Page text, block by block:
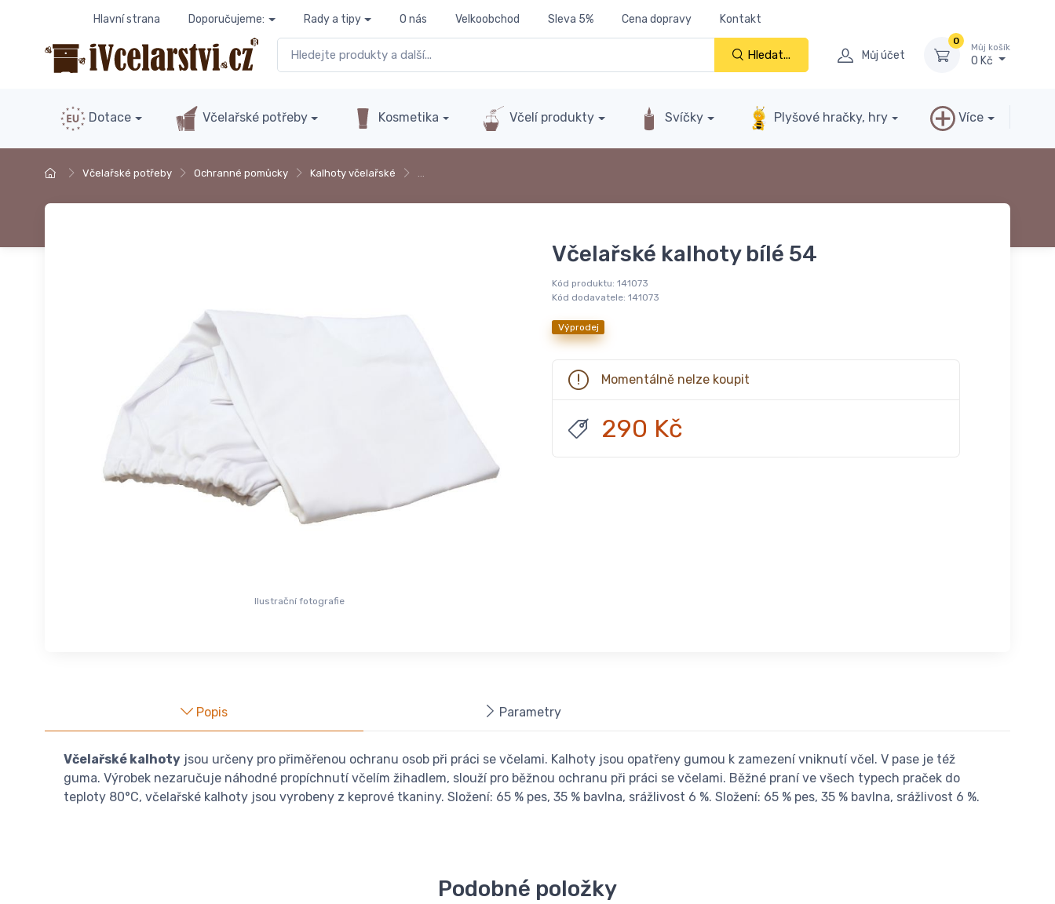
Hlavní strana Doporučujeme: Rady a tipy O nás Velkoobchod Sleva 5% Cena dopravy Kontakt
Hledat... Můj účet
0
Můj košík
0 Kč
Dotace Včelařské potřeby Kosmetika Včelí produkty Svíčky Plyšové hračky, hry Více
Včelařské potřeby Ochranné pomůcky Kalhoty včelařské …
Ilustrační fotografie
Včelařské kalhoty bílé 54
Kód produktu: 141073
Kód dodavatele: 141073
Výprodej
Momentálně nelze koupit
290 Kč
Popis Parametry
Včelařské kalhoty jsou určeny pro přiměřenou ochranu osob při práci se včelami. Kalhoty jsou opatřeny gumou k zamezení vniknutí včel. V pase je též
guma. Výrobek nezaručuje náhodné propíchnutí včelím žihadlem, slouží pro běžnou ochranu při práci se včelami. Běžné praní ve všech typech praček do
teploty 80°C, včelařské kalhoty jsou vyrobeny z keprové tkaniny. Složení: 65 % pes, 35 % bavlna, srážlivost 6 %. Složení: 65 % pes, 35 % bavlna, srážlivost 6 %.
Podobné položky